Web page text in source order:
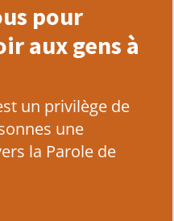
pour
aux gens à
un privilège de
une
la Parole de